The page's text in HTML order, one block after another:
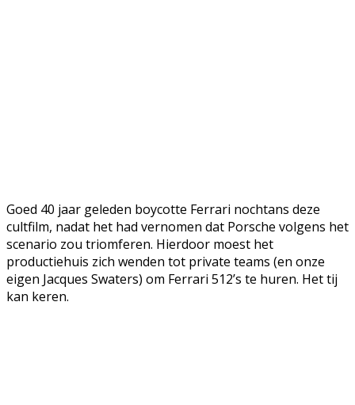
Goed 40 jaar geleden boycotte Ferrari nochtans deze
cultfilm, nadat het had vernomen dat Porsche volgens het
scenario zou triomferen. Hierdoor moest het
productiehuis zich wenden tot private teams (en onze
eigen Jacques Swaters) om Ferrari 512’s te huren. Het tij
kan keren.